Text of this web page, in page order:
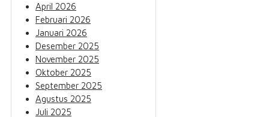
April 2026
Februari 2026
Januari 2026
Desember 2025
November 2025
Oktober 2025
September 2025
Agustus 2025
Juli 2025